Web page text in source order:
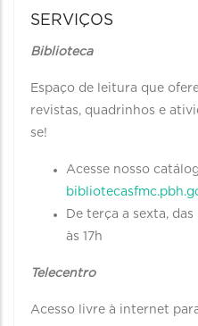
SERVIÇOS
Biblioteca
Espaço de leitura que
revistas, quadrinhos e
se!
Acesse nosso
De terça a sexta, das
às 17h
Telecentro
Acesso livre à internet